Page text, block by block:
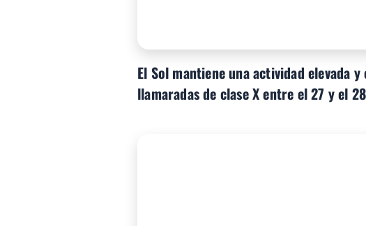
El Sol mantiene una actividad elevada
llamaradas de clase X entre el 27 y el